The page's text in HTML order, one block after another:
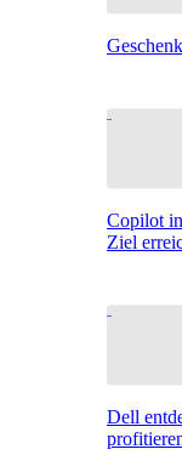
Copilot
Ziel
Dell